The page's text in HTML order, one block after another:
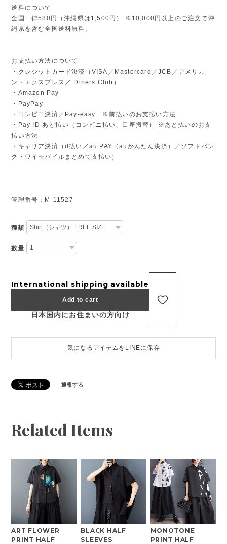
送料について
全国一律580円（沖縄県は1,500円） ※10,000円以上のご注文で沖
縄県を含む全国送料無料。
お支払い方法について
・クレジットカード決済（VISA／Mastercard／JCB／アメリカ
ン・エクスプレス／ Diners Club）
・Amazon Pay
・PayPay
・コンビニ決済／Pay-easy ※前払いのお支払い方法
・Pay ID あと払い（コンビニ払い、口座振替） ※あと払いのお支
払い方法
・キャリア決済（d払い／au PAY（auかんたん決済）／ソフトバン
ク・ワイモバイルまとめて支払い）
管理番号：M-11527
種類
数量
International shipping available
Add to cart
日本国内にお住まいの方向け
気になるアイテムをLINEに保存
通報する
Related Items
ART FLOWER
PRINT HALF
BLACK HALF
SLEEVES
MONOTONE
PRINT HALF